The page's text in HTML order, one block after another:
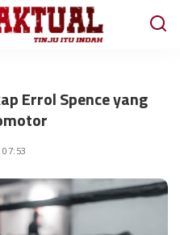
Errol Spence yang